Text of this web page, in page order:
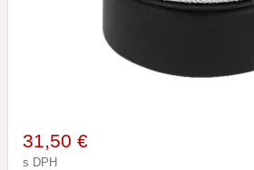
31,50 €
s DPH